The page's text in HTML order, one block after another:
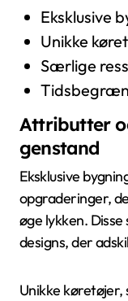
Eksklusive
Unikke
Særlige
Attributter
genstand
Eksklusive
opgraderinger,
øge lykken.
designs, der
Unikke